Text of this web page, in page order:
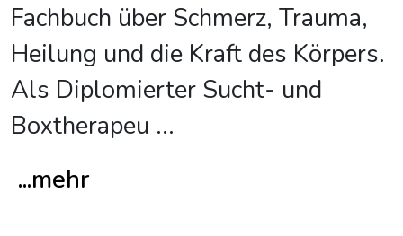
Fachbuch über Schmerz, Trauma,
Heilung und die Kraft des Körpers.
Als Diplomierter Sucht- und
Boxtherapeu ...
...mehr